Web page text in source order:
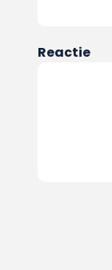
Reactie